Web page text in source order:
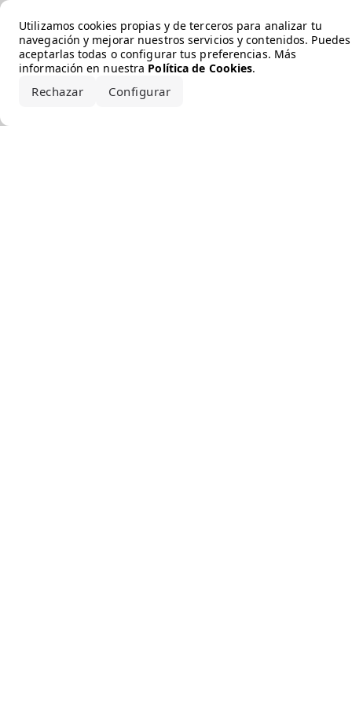
Utilizamos cookies propias y de terceros para analizar tu
navegación y mejorar nuestros servicios y contenidos. Puedes
aceptarlas todas o configurar tus preferencias. Más
información en nuestra Política de Cookies.
Rechazar Configurar
Error loading the brand